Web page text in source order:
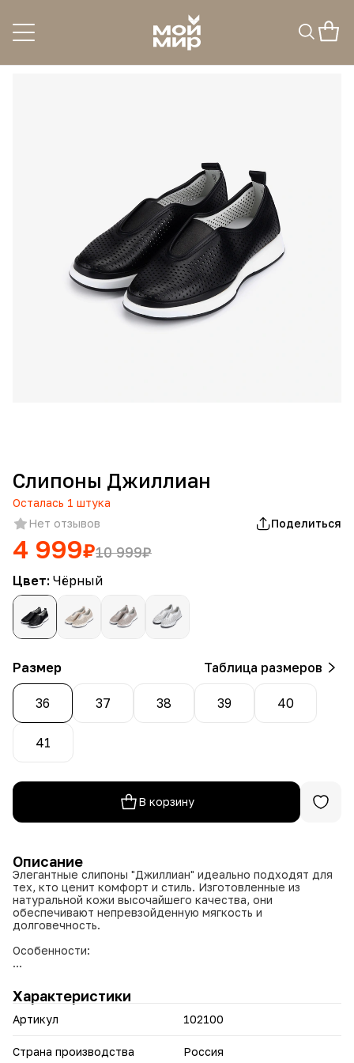
Слипоны Джиллиан
Осталась 1 штука
Нет отзывов
Поделиться
4 999₽10 999₽
Цвет: Чёрный
Размер Таблица размеров
36 37 38 39 40
41
В корзину
Описание
Элегантные слипоны "Джиллиан" идеально подходят для
тех, кто ценит комфорт и стиль. Изготовленные из
натуральной кожи высочайшего качества, они
обеспечивают непревзойденную мягкость и
долговечность.
Особенности:
воздухопроницаемость и комфорт в течение всего дня.
Материал подкладки: Натуральная кожа для
дополнительного комфорта и влагоотведения.
Полнота: Увеличенная (8), что идеально подходит для
Цвета: Бежевый, белый, серый, черный, что позволяет
Характеристики
Артикул 102100
Страна производства Россия